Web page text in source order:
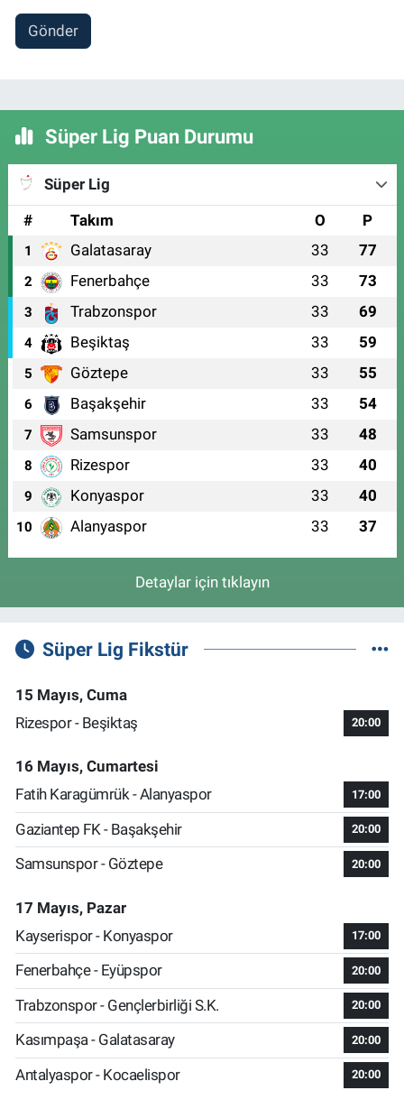
Gönder
Süper Lig Puan Durumu
Süper Lig
#
Takım O P
1 Galatasaray 33 77
2 Fenerbahçe 33 73
3 Trabzonspor 33 69
4 Beşiktaş 33 59
5 Göztepe 33 55
6 Başakşehir 33 54
7 Samsunspor 33 48
8 Rizespor 33 40
9 Konyaspor 33 40
10 Alanyaspor 33 37
Detaylar için tıklayın
Süper Lig Fikstür
15 Mayıs, Cuma
Rizespor - Beşiktaş
20:00
16 Mayıs, Cumartesi
Fatih Karagümrük - Alanyaspor
17:00
Gaziantep FK - Başakşehir 20:00
Samsunspor - Göztepe 20:00
17 Mayıs, Pazar
Kayserispor - Konyaspor
17:00
Fenerbahçe - Eyüpspor 20:00
Trabzonspor - Gençlerbirliği S.K. 20:00
Kasımpaşa - Galatasaray 20:00
Antalyaspor - Kocaelispor 20:00